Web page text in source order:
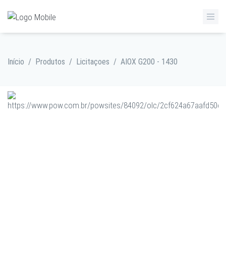
Início / Produtos / Licitaçoes / AIOX G200 - 1430